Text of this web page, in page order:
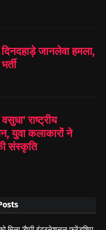
जानलेवा हमला,
राष्ट्रीय
युवा कलाकारों ने
संस्कृति